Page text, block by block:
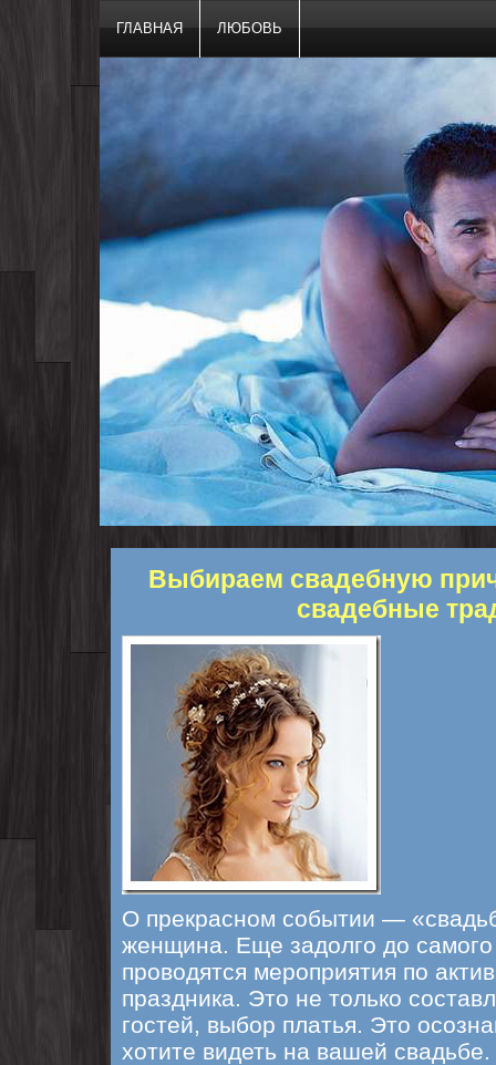
ГЛАВНАЯ ЛЮБОВЬ
Выбираем свадебную
свадебные
О прекрасном событии —
женщина. Еще задолго до самого
проводятся мероприятия по
праздника. Это не только
гостей, выбор платья. Это
хотите видеть на вашей свадьбе.